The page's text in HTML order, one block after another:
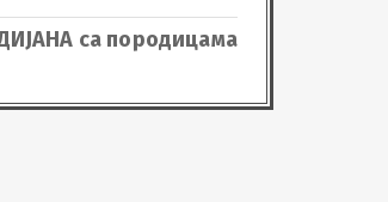
са породицама